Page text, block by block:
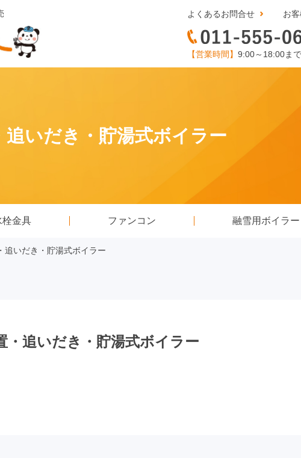
よくあるお問合せ お
【営業時間】 9:00～18:00まで
いだき・貯湯式ボイラー
栓金具 ファンコン 融雪用ボイラー
いだき・貯湯式ボイラー
追いだき・貯湯式ボイラー